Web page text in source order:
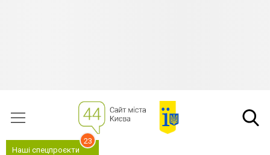
Наші спецпроєкти
23